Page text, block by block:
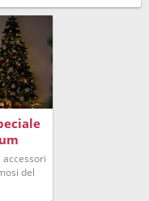
accessori
del